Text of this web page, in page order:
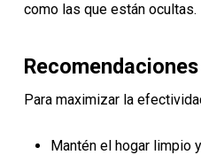
como las que están ocultas.
Para maximizar la
Mantén el hogar limpio